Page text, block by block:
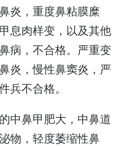
炎，重度鼻粘膜糜
息肉样变，以及其他
病，不合格。严重变
炎，慢性鼻窦炎，严
兵不合格。
中鼻甲肥大，中鼻道
物，轻度萎缩性鼻